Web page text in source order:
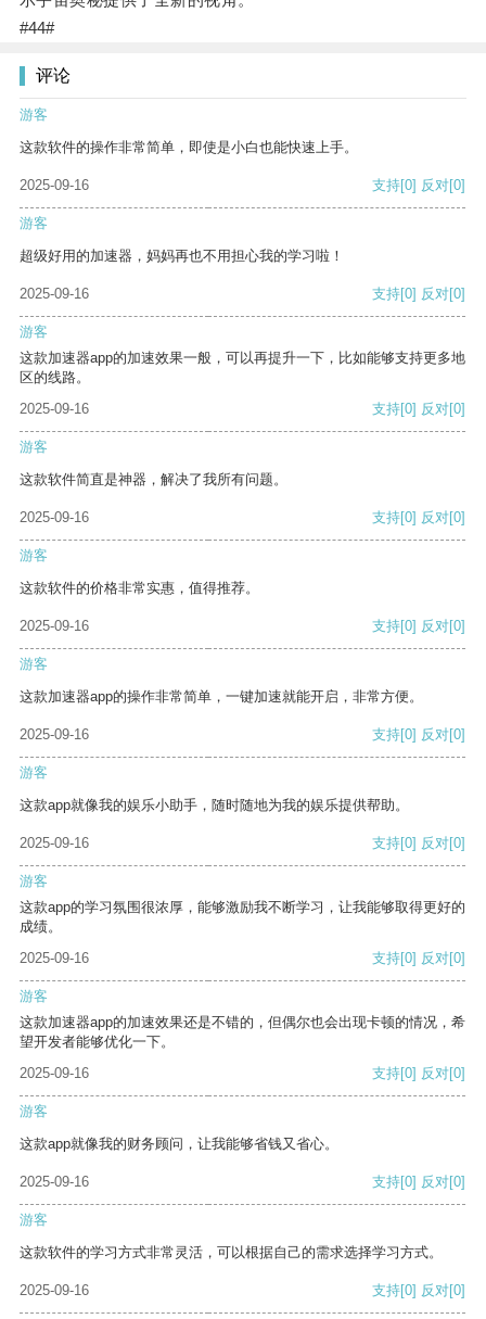
#44#
评论
游客
这款软件的操作非常简单，即使是小白也能快速上手。
2025-09-16 支持[0] 反对[0]
游客
超级好用的加速器，妈妈再也不用担心我的学习啦！
2025-09-16 支持[0] 反对[0]
游客
这款加速器app的加速效果一般，可以再提升一下，比如能够支持更多地
区的线路。
2025-09-16
支持[0] 反对[0]
游客
这款软件简直是神器，解决了我所有问题。
2025-09-16 支持[0] 反对[0]
游客
这款软件的价格非常实惠，值得推荐。
2025-09-16 支持[0] 反对[0]
游客
这款加速器app的操作非常简单，一键加速就能开启，非常方便。
2025-09-16 支持[0] 反对[0]
游客
这款app就像我的娱乐小助手，随时随地为我的娱乐提供帮助。
2025-09-16 支持[0] 反对[0]
游客
这款app的学习氛围很浓厚，能够激励我不断学习，让我能够取得更好的
成绩。
2025-09-16
支持[0] 反对[0]
游客
这款加速器app的加速效果还是不错的，但偶尔也会出现卡顿的情况，希
望开发者能够优化一下。
2025-09-16
支持[0] 反对[0]
游客
这款app就像我的财务顾问，让我能够省钱又省心。
2025-09-16 支持[0] 反对[0]
游客
这款软件的学习方式非常灵活，可以根据自己的需求选择学习方式。
2025-09-16 支持[0] 反对[0]